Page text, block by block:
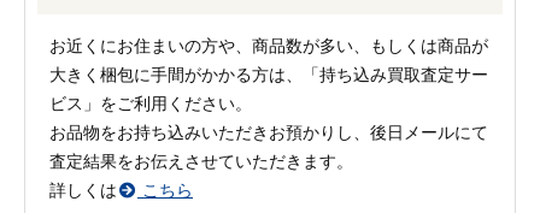
お近くにお住まいの方や、商品数が多い、もしくは商品が
大きく梱包に手間がかかる方は、「持ち込み買取査定サー
ビス」をご利用ください。
お品物をお持ち込みいただきお預かりし、後日メールにて
査定結果をお伝えさせていただきます。
詳しくは
こちら